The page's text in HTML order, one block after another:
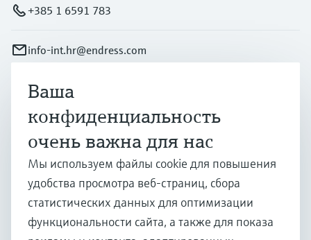
+385 1 6591 783
info-int.hr@endress.com
Продукты и услуги
Отрасли
Ваша
конфиденциальность
очень важна для нас
Мы используем файлы cookie для повышения
удобства просмотра веб-страниц, сбора
статистических данных для оптимизации
функциональности сайта, а также для показа